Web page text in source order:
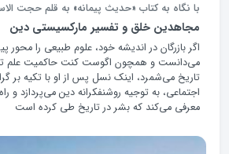
با نگاه به کتاب «حدیث پیمانه» به قلم حجت
مجاهدین خلق و تفسیر مارکسیستی دین
اگر بازرگان در اندیشه خود، علوم طبیعی را
می‌دانست و همچون اگوست کنت حاکمیت علم
تاریخ می‌شمرد، اینک نسل پس از او با تکیه بر
اجتماعی، به توجیه روشنفکرانه دین می‌پردازد و
معرفی می‌کند که بشر در تاریخ طی کرده است